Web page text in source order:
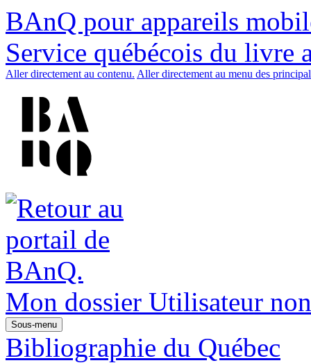
BAnQ pour appareils
Service québécois du livre
Aller directement au contenu. Aller directement au menu des
Mon dossier Utilisateur
Sous-menu
Bibliographie du Québec